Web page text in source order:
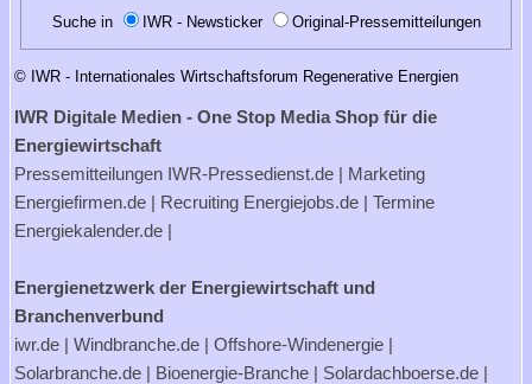
Suche in IWR - Newsticker Original-Pressemitteilungen
© IWR - Internationales Wirtschaftsforum Regenerative Energien
IWR Digitale Medien - One Stop Media Shop für die
Energiewirtschaft
Pressemitteilungen IWR-Pressedienst.de | Marketing
Energiefirmen.de | Recruiting Energiejobs.de | Termine
Energiekalender.de |
Energienetzwerk der Energiewirtschaft und
Branchenverbund
iwr.de | Windbranche.de | Offshore-Windenergie |
Solarbranche.de | Bioenergie-Branche | Solardachboerse.de |